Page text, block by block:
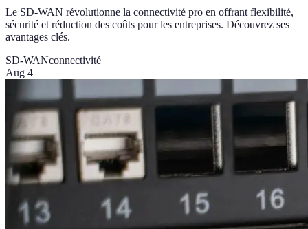
Le SD-WAN révolutionne la connectivité pro en offrant flexibilité,
sécurité et réduction des coûts pour les entreprises. Découvrez ses
avantages clés.
SD-WANconnectivité
Aug 4